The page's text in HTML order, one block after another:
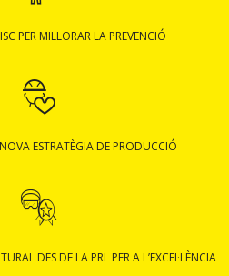
PER MILLORAR LA PREVENCIÓ
ESTRATÈGIA DE PRODUCCIÓ
DES DE LA PRL PER A L’EXCEL·LÈNCIA